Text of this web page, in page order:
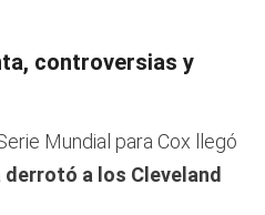
controversias y
Mundial para Cox llegó
derrotó a los Cleveland